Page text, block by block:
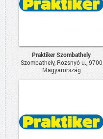
Praktiker Szombathely
Szombathely, Rozsnyó u., 9700
Magyarország